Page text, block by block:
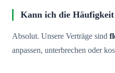
Kann ich die Häufigkeit
Absolut. Unsere Verträge sind
anpassen, unterbrechen oder